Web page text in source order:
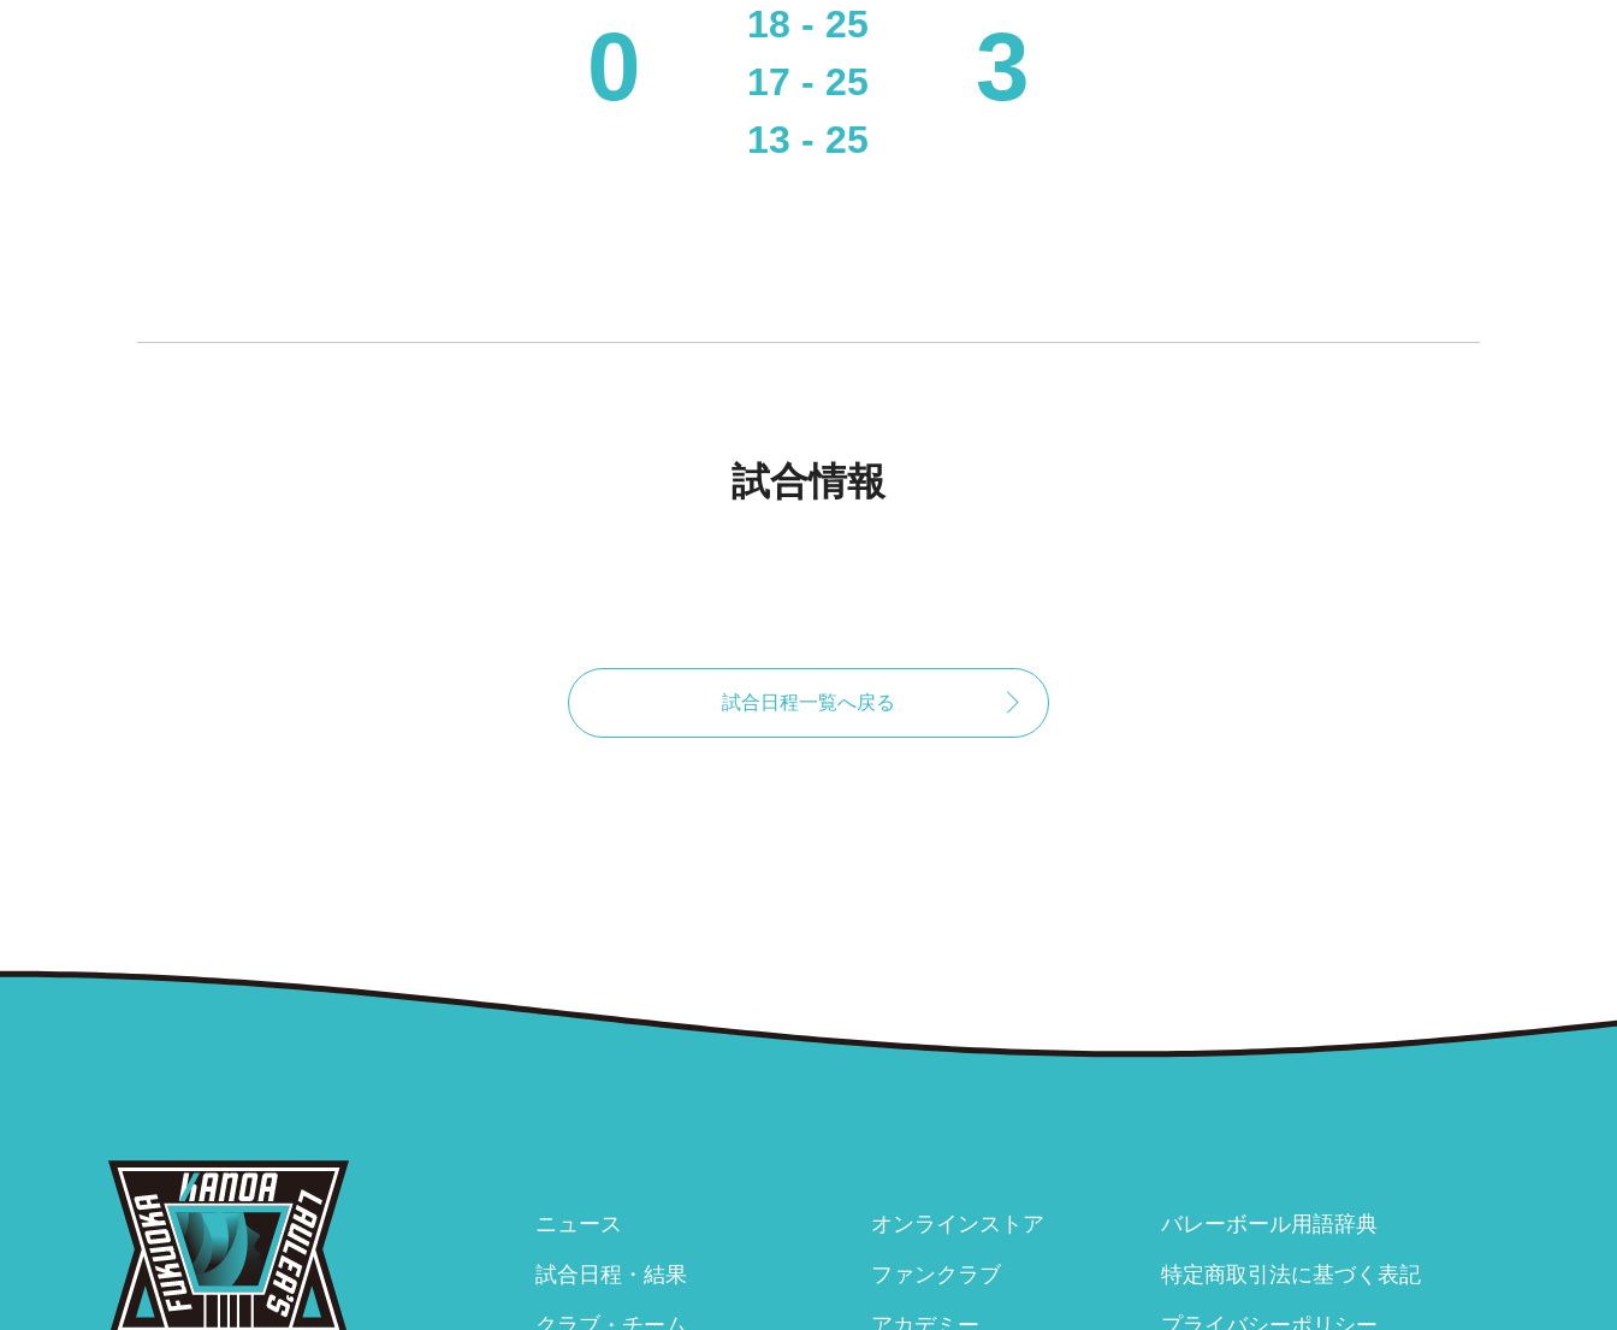
0
18 - 25
17 - 25
13 - 25
3
試合情報
試合日程一覧へ戻る
ニュース
試合日程・結果
クラブ・チーム
オンラインストア
ファンクラブ
アカデミー
バレーボール用語辞典
特定商取引法に基づく表記
プライバシーポリシー